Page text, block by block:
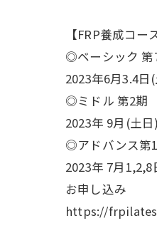
【FRP養成コー
◎ベーシック 第
2023年6月3.4日
◎ミドル 第2期
2023年 9月(土
◎アドバンス第
2023年 7月1,2,8
お申し込み
https://